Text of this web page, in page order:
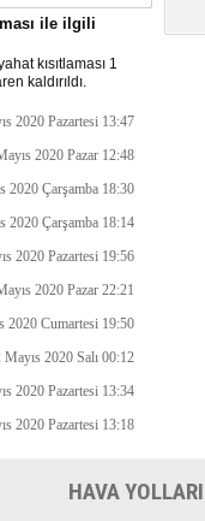
ile ilgili
kısıtlaması 1
kaldırıldı.
kısıtlaması
2020 Pazartesi 13:47
2020 Pazar 12:48
2020 Çarşamba 18:30
2020 Çarşamba 18:14
2020 Pazartesi 19:56
2020 Pazar 22:21
2020 Cumartesi 19:50
Mayıs 2020 Salı 00:12
2020 Pazartesi 13:34
2020 Pazartesi 13:18
HAVA YOLLARI